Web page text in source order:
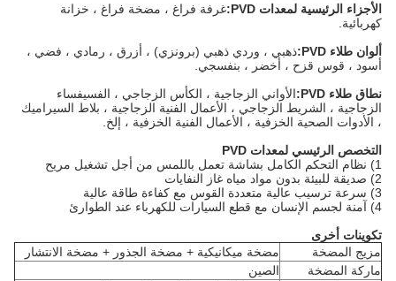
الأجزاء الرئيسية لمعدات PVD:
غرفة فراغ ، مضخة فراغ ، خزانة
كهربائية.
ألوان طلاء PVD:
ذهبي ، وردي ذهبي (برونزي) ، أزرق ، رمادي ، فضي ،
أسود ، قوس قزح ، أخضر ، بنفسجي.
نطاق طلاء PVD:
الأواني الزجاجية ، الكأس الزجاجي ، الفسيفساء
الزجاجية ، الشريط الزجاجي ، الأعمال الفنية الزجاجية ، بلاط السيراميك
، الأدوات الصحية الخزفية ، الأعمال الفنية الخزفية ، إلخ.
التخصص الرئيسي لمعدات PVD
4) آمنة لجسم الإنسان مع قطع السيارات للكهرباء عند الطوارئ
تكوينات أخرى
مزيج المضخة
مضخة ميكانيكية + مضخة الجذور + مضخة الانتشار
ماركة المضخة
الصين